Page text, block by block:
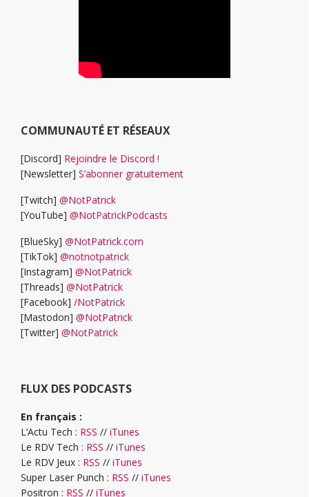
COMMUNAUTÉ ET RÉSEAUX
[Discord] Rejoindre le Discord !
[Newsletter] S’abonner gratuitement
[Twitch] @NotPatrick
[YouTube] @NotPatrickPodcasts
[BlueSky] @NotPatrick.com
[TikTok] @notnotpatrick
[Instagram] @NotPatrick
[Threads] @NotPatrick
[Facebook] /NotPatrick
[Mastodon] @NotPatrick
[Twitter] @NotPatrick
FLUX DES PODCASTS
En français :
L’Actu Tech : RSS // iTunes
Le RDV Tech : RSS // iTunes
Le RDV Jeux : RSS // iTunes
Super Laser Punch : RSS // iTunes
Positron : RSS // iTunes